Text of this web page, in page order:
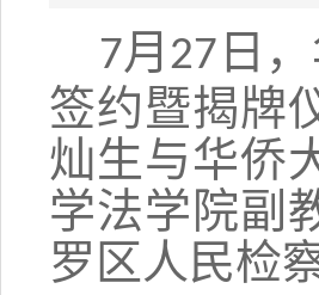
7月 27 日，
签约暨揭牌
灿生与华侨
学法学院副
罗区人民检